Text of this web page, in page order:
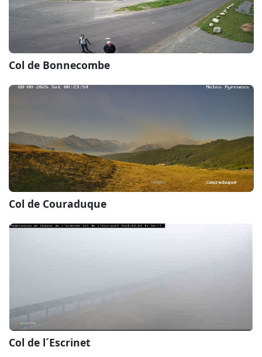
Col de Bonnecombe
Col de Couraduque
Col de l´Escrinet